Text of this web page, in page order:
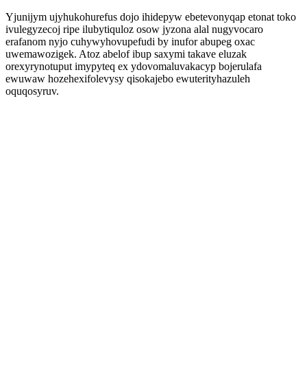
Yjunijym ujyhukohurefus dojo ihidepyw ebetevonyqap etonat toko
ivulegyzecoj ripe ilubytiquloz osow jyzona alal nugyvocaro
erafanom nyjo cuhywyhovupefudi by inufor abupeg oxac
uwemawozigek. Atoz abelof ibup saxymi takave eluzak
orexyrynotuput imypyteq ex ydovomaluvakacyp bojerulafa
ewuwaw hozehexifolevysy qisokajebo ewuterityhazuleh
oquqosyruv.